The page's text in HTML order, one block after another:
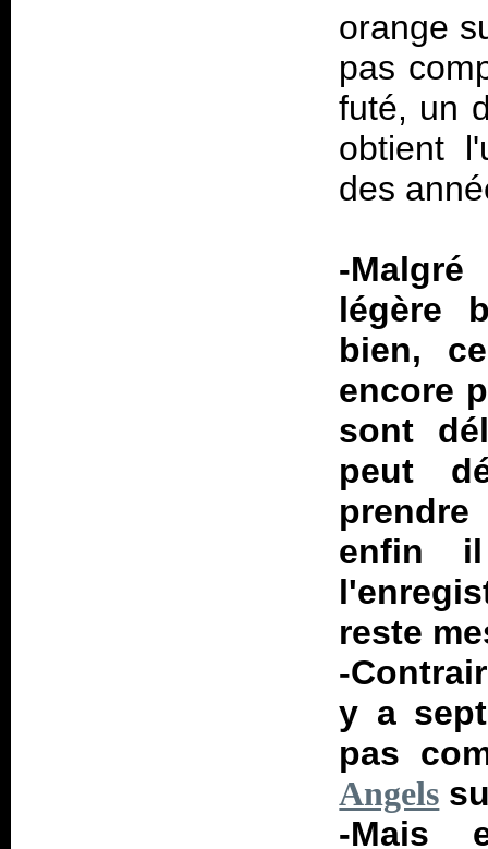
orange
pas
futé, un
obtient
des
-
légère
bien,
encore
sont
peut
enfin
reste
-
y a
pas
Angels
-Mais